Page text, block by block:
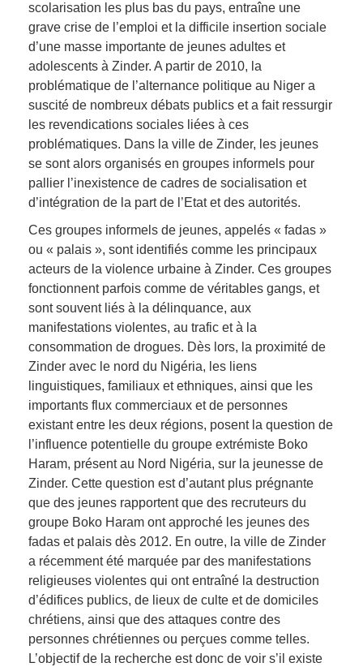
scolarisation les plus bas du pays, entraîne une
grave crise de l’emploi et la difficile insertion sociale
d’une masse importante de jeunes adultes et
adolescents à Zinder. A partir de 2010, la
problématique de l’alternance politique au Niger a
suscité de nombreux débats publics et a fait ressurgir
les revendications sociales liées à ces
problématiques. Dans la ville de Zinder, les jeunes
se sont alors organisés en groupes informels pour
pallier l’inexistence de cadres de socialisation et
d’intégration de la part de l’Etat et des autorités.
Ces groupes informels de jeunes, appelés « fadas »
ou « palais », sont identifiés comme les principaux
acteurs de la violence urbaine à Zinder. Ces groupes
fonctionnent parfois comme de véritables gangs, et
sont souvent liés à la délinquance, aux
manifestations violentes, au trafic et à la
consommation de drogues. Dès lors, la proximité de
Zinder avec le nord du Nigéria, les liens
linguistiques, familiaux et ethniques, ainsi que les
importants flux commerciaux et de personnes
existant entre les deux régions, posent la question de
l’influence potentielle du groupe extrémiste Boko
Haram, présent au Nord Nigéria, sur la jeunesse de
Zinder. Cette question est d’autant plus prégnante
que des jeunes rapportent que des recruteurs du
groupe Boko Haram ont approché les jeunes des
fadas et palais dès 2012. En outre, la ville de Zinder
a récemment été marquée par des manifestations
religieuses violentes qui ont entraîné la destruction
d’édifices publics, de lieux de culte et de domiciles
chrétiens, ainsi que des attaques contre des
personnes chrétiennes ou perçues comme telles.
L’objectif de la recherche est donc de voir s’il existe